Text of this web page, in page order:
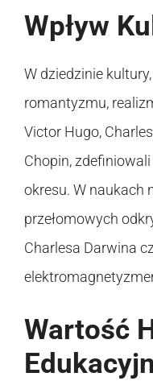
Wpływ
W dziedzinie
romantyzmu,
Victor Hugo,
Chopin,
okresu. W naukach
przełomowych
Charlesa Darwina
Wartość